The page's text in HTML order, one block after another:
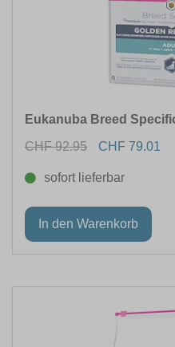
Eukanuba Breed
CHF 92.95
CHF 79.01
sofort lieferbar